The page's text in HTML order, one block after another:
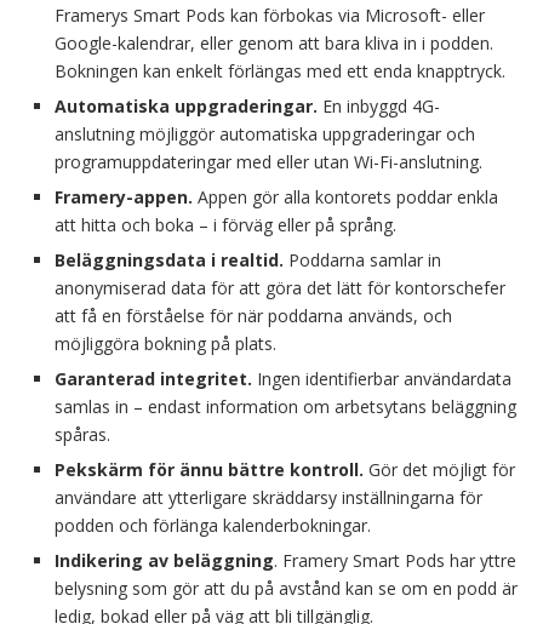
Framerys Smart Pods kan förbokas via Microsoft- eller
Google-kalendrar, eller genom att bara kliva in i podden.
Bokningen kan enkelt förlängas med ett enda knapptryck.
Automatiska uppgraderingar. En inbyggd 4G-
anslutning möjliggör automatiska uppgraderingar och
programuppdateringar med eller utan Wi-Fi-anslutning.
Framery-appen. Appen gör alla kontorets poddar enkla
att hitta och boka – i förväg eller på språng.
Beläggningsdata i realtid. Poddarna samlar in
anonymiserad data för att göra det lätt för kontorschefer
att få en förståelse för när poddarna används, och
möjliggöra bokning på plats.
Garanterad integritet. Ingen identifierbar användardata
samlas in – endast information om arbetsytans beläggning
spåras.
Pekskärm för ännu bättre kontroll. Gör det möjligt för
användare att ytterligare skräddarsy inställningarna för
podden och förlänga kalenderbokningar.
Indikering av beläggning. Framery Smart Pods har yttre
belysning som gör att du på avstånd kan se om en podd är
ledig, bokad eller på väg att bli tillgänglig.